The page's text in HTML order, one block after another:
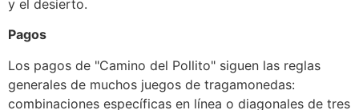
y el desierto.
Pagos
Los pagos de "Camino del Pollito" siguen las reglas
generales de muchos juegos de tragamonedas:
combinaciones específicas en línea o diagonales de tres